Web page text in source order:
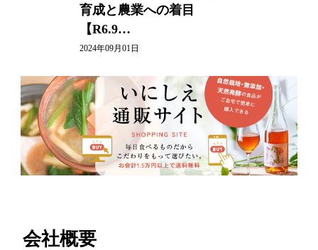
育成と農業への着目
【R6.9…
2024年09月01日
会社概要